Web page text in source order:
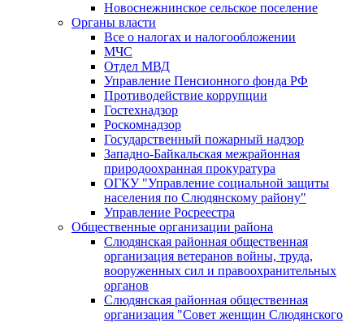
Новоснежнинское сельское поселение
Органы власти
Все о налогах и налогообложении
МЧС
Отдел МВД
Управление Пенсионного фонда РФ
Противодействие коррупции
Гостехнадзор
Роскомнадзор
Государственный пожарный надзор
Западно-Байкальская межрайонная
природоохранная прокуратура
ОГКУ "Управление социальной защиты
населения по Слюдянскому району"
Управление Росреестра
Общественные организации района
Слюдянская районная общественная
организация ветеранов войны, труда,
вооруженных сил и правоохранительных
органов
Слюдянская районная общественная
организация "Совет женщин Слюдянского